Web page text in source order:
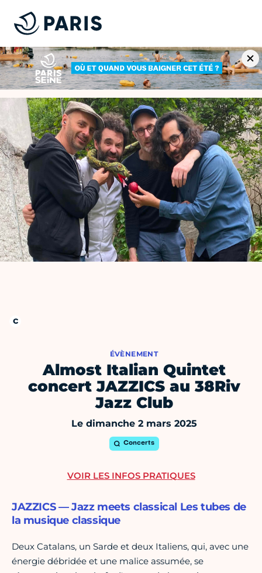
ÉVÈNEMENT
Almost Italian Quintet
concert JAZZICS au 38Riv
Jazz Club
Le dimanche 2 mars 2025
Concerts
JAZZICS — Jazz meets classical Les tubes de
la musique classique
Deux Catalans, un Sarde et deux Italiens, qui, avec une
énergie débridée et une malice assumée, se
VOIR LES INFOS PRATIQUES